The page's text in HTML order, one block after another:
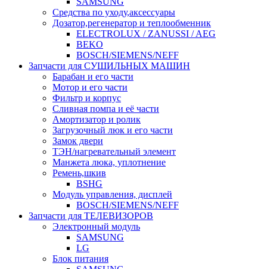
Средства по уходу,аксессуары
Дозатор,регенератор и теплообменник
ELECTROLUX / ZANUSSI / AEG
BEKO
BOSCH/SIEMENS/NEFF
Запчасти для СУШИЛЬНЫХ МАШИН
Барабан и его части
Мотор и его части
Фильтр и корпус
Сливная помпа и её части
Амортизатор и ролик
Загрузочный люк и его части
Замок двери
ТЭН/нагревательный элемент
Манжета люка, уплотнение
Ремень,шкив
BSHG
Модуль управления, дисплей
BOSCH/SIEMENS/NEFF
Запчасти для ТЕЛЕВИЗОРОВ
Электронный модуль
SAMSUNG
LG
Блок питания